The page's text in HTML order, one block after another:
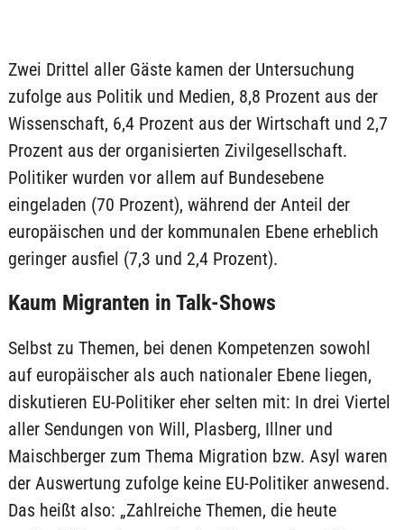
Zwei Drittel aller Gäste kamen der Untersuchung
zufolge aus Politik und Medien, 8,8 Prozent aus der
Wissenschaft, 6,4 Prozent aus der Wirtschaft und 2,7
Prozent aus der organisierten Zivilgesellschaft.
Politiker wurden vor allem auf Bundesebene
eingeladen (70 Prozent), während der Anteil der
europäischen und der kommunalen Ebene erheblich
geringer ausfiel (7,3 und 2,4 Prozent).
Kaum Migranten in Talk-Shows
Selbst zu Themen, bei denen Kompetenzen sowohl
auf europäischer als auch nationaler Ebene liegen,
diskutieren EU-Politiker eher selten mit: In drei Viertel
aller Sendungen von Will, Plasberg, Illner und
Maischberger zum Thema Migration bzw. Asyl waren
der Auswertung zufolge keine EU-Politiker anwesend.
Das heißt also: „Zahlreiche Themen, die heute